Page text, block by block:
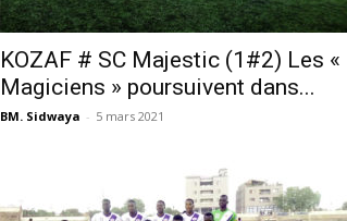
KOZAF # SC Majestic (1#2) Les «
Magiciens » poursuivent dans...
BM. Sidwaya - 5 mars 2021